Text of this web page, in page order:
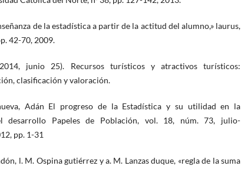
de la estadística a partir de la actitud del alumno,» laurus,
42-70, 2009.
junio 25). Recursos turísticos y atractivos turísticos:
clasificación y valoración.
Adán El progreso de la Estadística y su utilidad en la
desarrollo Papeles de Población, vol. 18, núm. 73, julio-
pp. 1-31
l. M. Ospina gutiérrez y a. M. Lanzas duque, «regla de la suma